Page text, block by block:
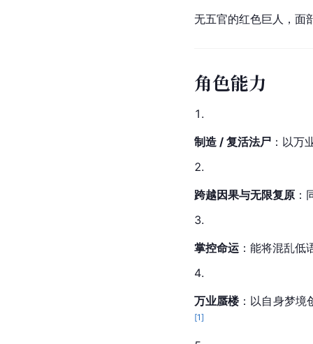
无五官的红色巨人，面
角色能力
制造 / 复活法尸 ：以万
跨越因果与无限复原
掌控命运 ：能将混乱
万业蜃楼：以自身梦境
[1]